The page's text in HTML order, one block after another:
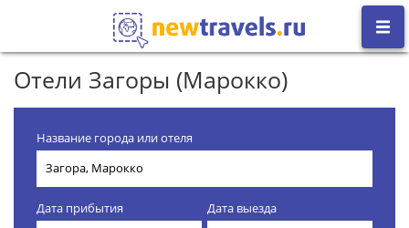
Отели Загоры (Марокко)
Название города или отеля
Дата прибытия Дата выезда